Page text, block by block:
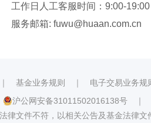
工作日人工客服时间：9:00-19:00
服务邮箱: fuwu@huaan.com.cn
基金业务规则 ｜ 电子交易业务规
沪公网安备31011502016138号 ｜
文件不符，以相关公告及基金法律文